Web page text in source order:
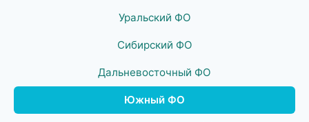
Уральский ФО
Сибирский ФО
Дальневосточный ФО
Южный ФО